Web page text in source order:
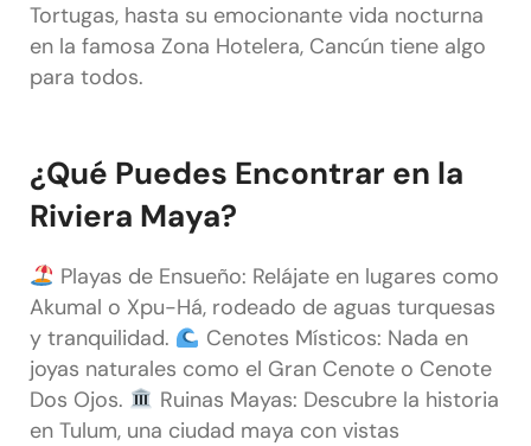
Tortugas, hasta su emocionante vida nocturna
en la famosa Zona Hotelera, Cancún tiene algo
para todos.
¿Qué Puedes Encontrar en la
Riviera Maya?
Playas de Ensueño: Relájate en lugares como
Akumal o Xpu-Há, rodeado de aguas turquesas
y tranquilidad.
Cenotes Místicos: Nada en
joyas naturales como el Gran Cenote o Cenote
Dos Ojos.
Ruinas Mayas: Descubre la historia
en Tulum, una ciudad maya con vistas